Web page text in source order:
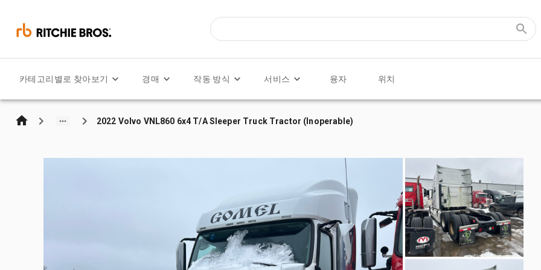
카테고리별로 찾아보기 경매 작동 방식 서비스 융자 위치
2022 Volvo VNL860 6x4 T/A Sleeper Truck Tractor (Inoperable)